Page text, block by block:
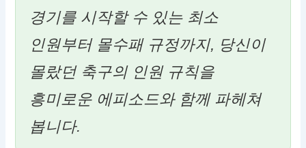
경기를 시작할 수 있는 최소
인원부터 몰수패 규정까지, 당신이
몰랐던 축구의 인원 규칙을
흥미로운 에피소드와 함께 파헤쳐
봅니다.